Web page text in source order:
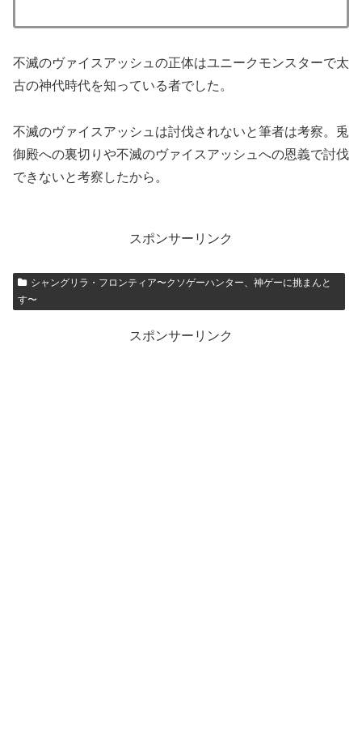
不滅のヴァイスアッシュの正体はユニークモンスターで太
古の神代時代を知っている者でした。
不滅のヴァイスアッシュは討伐されないと筆者は考察。兎
御殿への裏切りや不滅のヴァイスアッシュへの恩義で討伐
できないと考察したから。
スポンサーリンク
シャングリラ・フロンティア〜クソゲーハンター、神ゲーに挑まんと
す〜
スポンサーリンク